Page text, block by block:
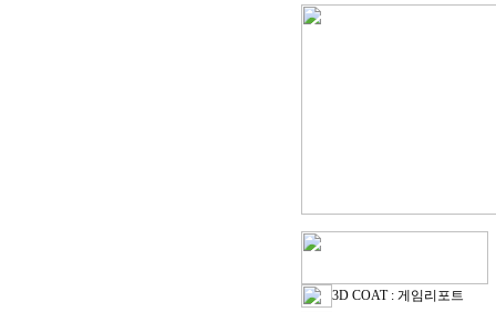
3D COAT : 게임리포트